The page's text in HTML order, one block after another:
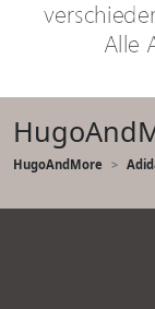
HugoAndMore